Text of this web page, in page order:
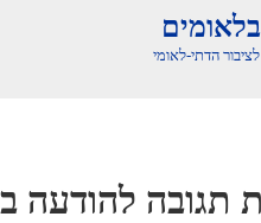
הדתי-לאומי
תגובה להודעה